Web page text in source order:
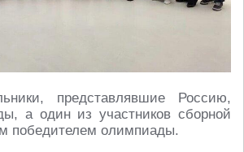
представлявшие Россию,
а один из участников сборной
победителем олимпиады.